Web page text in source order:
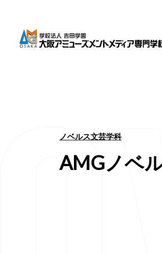
ノベルス文芸学科
AMGノベ